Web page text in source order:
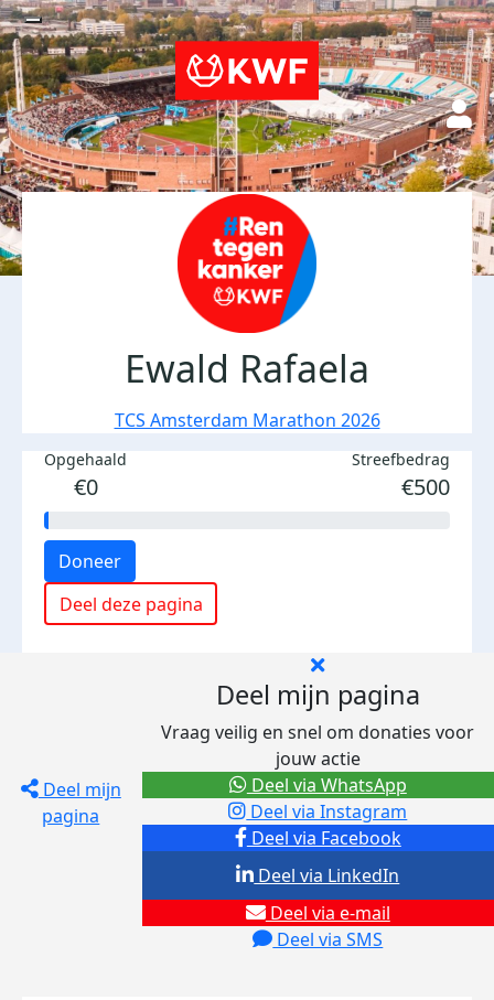
Ewald Rafaela
TCS Amsterdam Marathon 2026
Opgehaald
€0
Streefbedrag
€500
Doneer
Deel deze pagina
Deel mijn
pagina
Deel mijn pagina
Vraag veilig en snel om donaties voor
jouw actie
Deel via Facebook
Deel via Instagram
Deel via e-mail
Deel via SMS
Deel via LinkedIn
Deel via WhatsApp